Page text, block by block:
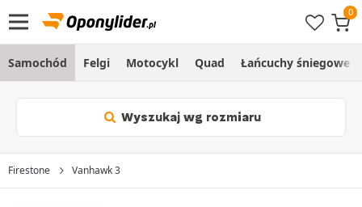
Samochód Felgi Motocykl Quad Łańcuchy śniegowe
Wyszukaj wg rozmiaru
Firestone Vanhawk 3